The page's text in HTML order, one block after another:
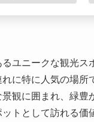
ユニークな観光
に特に人気の場
観に囲まれ、緑
トとして訪れる価